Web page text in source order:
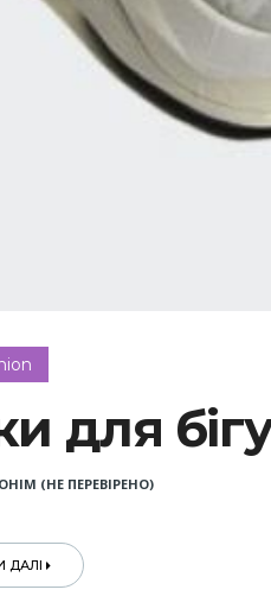
для
(НЕ ПЕРЕВІРЕНО)
ДАЛІ